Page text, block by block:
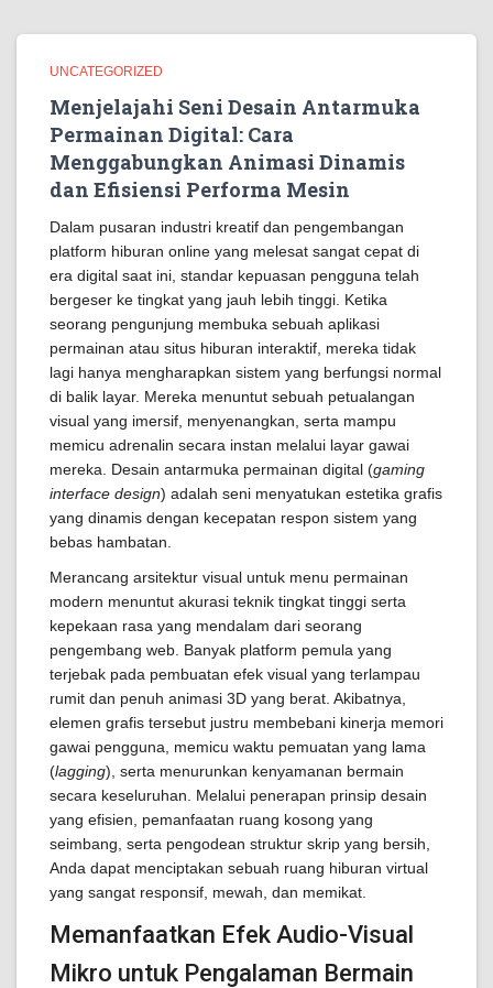
UNCATEGORIZED
Menjelajahi Seni Desain Antarmuka
Permainan Digital: Cara
Menggabungkan Animasi Dinamis
dan Efisiensi Performa Mesin
Dalam pusaran industri kreatif dan pengembangan
platform hiburan online yang melesat sangat cepat di
era digital saat ini, standar kepuasan pengguna telah
bergeser ke tingkat yang jauh lebih tinggi. Ketika
seorang pengunjung membuka sebuah aplikasi
permainan atau situs hiburan interaktif, mereka tidak
lagi hanya mengharapkan sistem yang berfungsi normal
di balik layar. Mereka menuntut sebuah petualangan
visual yang imersif, menyenangkan, serta mampu
memicu adrenalin secara instan melalui layar gawai
mereka. Desain antarmuka permainan digital (gaming
interface design) adalah seni menyatukan estetika grafis
yang dinamis dengan kecepatan respon sistem yang
bebas hambatan.
Merancang arsitektur visual untuk menu permainan
modern menuntut akurasi teknik tingkat tinggi serta
kepekaan rasa yang mendalam dari seorang
pengembang web. Banyak platform pemula yang
terjebak pada pembuatan efek visual yang terlampau
rumit dan penuh animasi 3D yang berat. Akibatnya,
elemen grafis tersebut justru membebani kinerja memori
gawai pengguna, memicu waktu pemuatan yang lama
(lagging), serta menurunkan kenyamanan bermain
secara keseluruhan. Melalui penerapan prinsip desain
yang efisien, pemanfaatan ruang kosong yang
seimbang, serta pengodean struktur skrip yang bersih,
Anda dapat menciptakan sebuah ruang hiburan virtual
yang sangat responsif, mewah, dan memikat.
Memanfaatkan Efek Audio-Visual
Mikro untuk Pengalaman Bermain